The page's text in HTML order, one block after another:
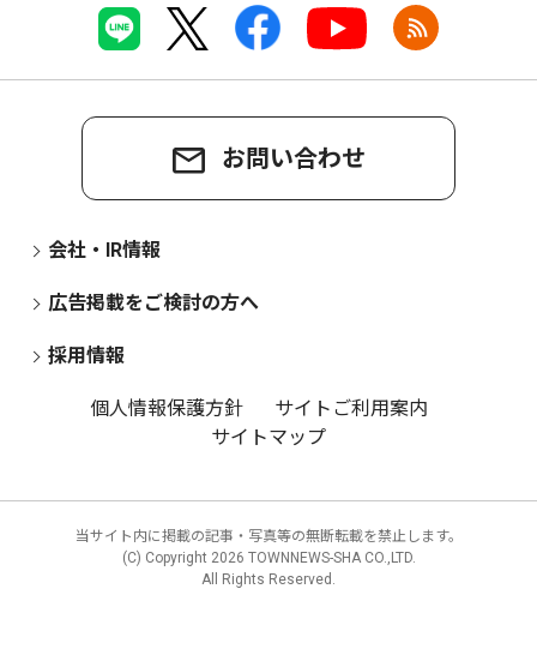
お問い合わせ
会社・IR情報
広告掲載をご検討の方へ
採用情報
個人情報保護方針
サイトご利用案内
サイトマップ
当サイト内に掲載の記事・写真等の無断転載を禁止します。
(C) Copyright 2026 TOWNNEWS-SHA CO.,LTD.
All Rights Reserved.